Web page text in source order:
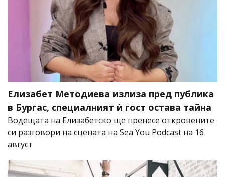
Елизабет Методиева излиза пред публика
в Бургас, специалният ѝ гост остава тайна
Водещата на Елизабетско ще пренесе откровените
си разговори на сцената на Sea You Podcast на 16
август